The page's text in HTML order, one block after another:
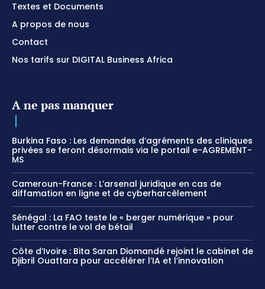
Textes et Documents
A propos de nous
Contact
Nos tarifs sur DIGITAL Business Africa
A ne pas manquer
Burkina Faso : Les demandes d’agréments des cliniques
privées se feront désormais via le portail e-AGREMENT-
MS
Cameroun-France : L’arsenal juridique en cas de
diffamation en ligne et de cyberharcèlement
Sénégal : La FAO teste le « berger numérique » pour
lutter contre le vol de bétail
Côte d’Ivoire : Bita Saran Diomandé rejoint le cabinet de
Djibril Ouattara pour accélérer l’IA et l’innovation